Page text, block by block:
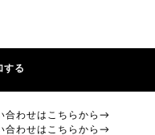
する
合わせはこちらから→
合わせはこちらから→